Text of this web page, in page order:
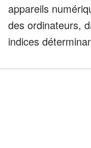
appareils
des ordinateurs,
indices